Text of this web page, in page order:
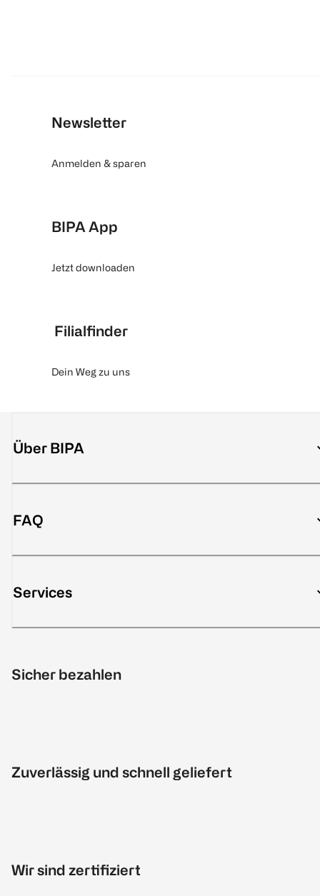
Newsletter
Anmelden & sparen
BIPA App
Jetzt downloaden
Filialfinder
Dein Weg zu uns
Über BIPA
FAQ
Services
Sicher bezahlen
Zuverlässig und schnell geliefert
Wir sind zertifiziert